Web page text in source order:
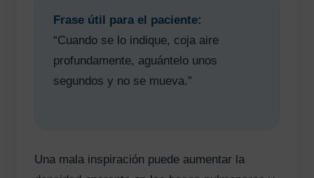
Frase útil para el paciente:
“Cuando se lo indique, coja aire
profundamente, aguántelo unos
segundos y no se mueva.”
Una mala inspiración puede aumentar la